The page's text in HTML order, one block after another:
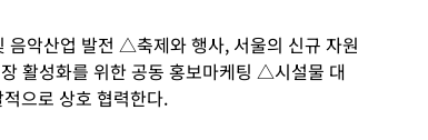
악산업 발전 △축제와 행사, 서울의 신규 자원
활성화를 위한 공동 홍보마케팅 △시설물 대
으로 상호 협력한다.